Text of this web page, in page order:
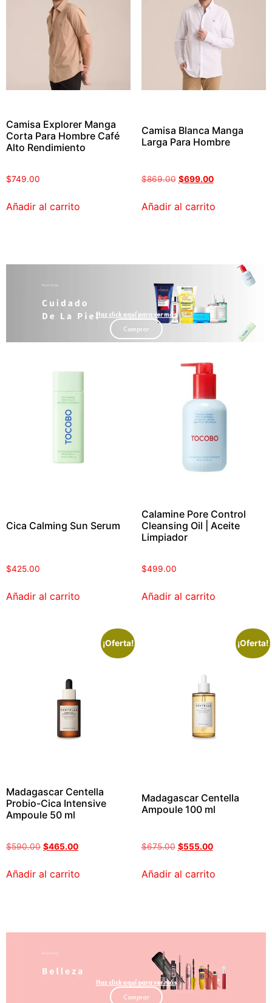
Camisa Explorer Manga
Corta Para Hombre Café
Alto Rendimiento
$749.00
Añadir al carrito
Camisa Blanca Manga
Larga Para Hombre
$869.00 $699.00
Añadir al carrito
Haz click aquí para ver más
Comprar
Cica Calming Sun Serum
$425.00
Añadir al carrito
Calamine Pore Control
Cleansing Oil | Aceite
Limpiador
$499.00
Añadir al carrito
¡Oferta!
Madagascar Centella
Probio-Cica Intensive
Ampoule 50 ml
$590.00 $465.00
Añadir al carrito
¡Oferta!
Madagascar Centella
Ampoule 100 ml
$675.00 $555.00
Añadir al carrito
Haz click aquí para ver más
Comprar